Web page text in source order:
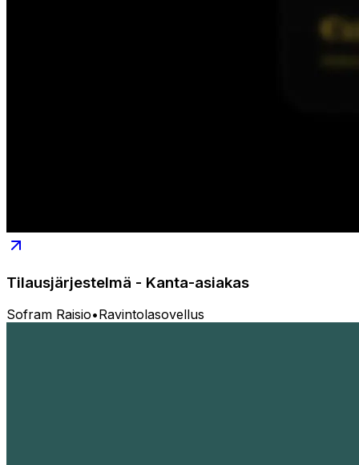
Tilausjärjestelmä - Kanta-asiakas
Sofram Raisio•Ravintolasovellus